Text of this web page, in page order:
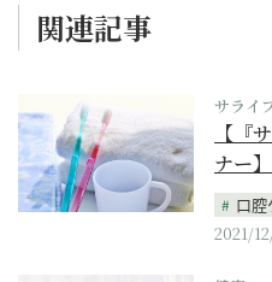
関連記事
サライ
【『
ナー
口腔
2021/